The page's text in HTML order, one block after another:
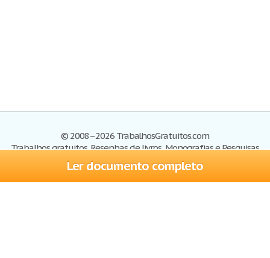
Ler documento completo
© 2008–2026 TrabalhosGratuitos.com
Trabalhos gratuitos, Resenhas de livros, Monografias e Pesquisas